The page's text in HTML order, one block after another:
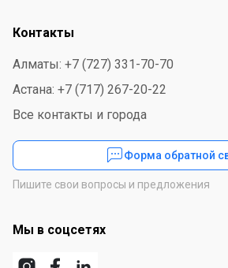
Контакты
Алматы: +7 (727) 331-70-70
Астана: +7 (717) 267-20-22
Все контакты и города
Форма обратной
Пишите свои вопросы и предложения
Мы в соцсетях